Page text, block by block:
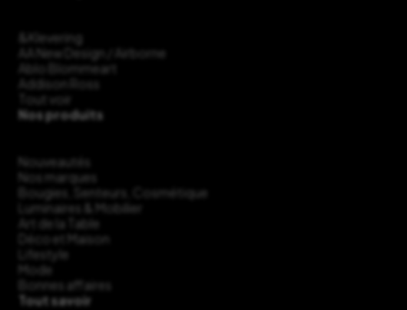
&Klevering
AA New Design / Airborne
Ablo Blommeart
Addison Ross
Tout voir
Nos produits
Nouveautés
Nos marques
Bougies, Senteurs, Cosmétique
Luminaires & Mobilier
Art de la Table
Déco et Maison
Lifestyle
Mode
Bonnes affaires
Tout savoir